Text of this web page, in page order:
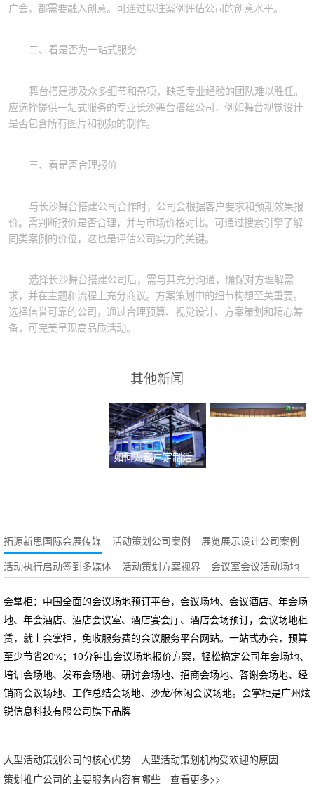
广会，都需要融入创意。可通过以往案例评估公司的创意水平。
二、看是否为一站式服务
舞台搭建涉及众多细节和杂项，缺乏专业经验的团队难以胜任。
应选择提供一站式服务的专业长沙舞台搭建公司，例如舞台视觉设计
是否包含所有图片和视频的制作。
三、看是否合理报价
与长沙舞台搭建公司合作时，公司会根据客户要求和预期效果报
价。需判断报价是否合理，并与市场价格对比。可通过搜索引擎了解
同类案例的价位，这也是评估公司实力的关键。
选择长沙舞台搭建公司后，需与其充分沟通，确保对方理解需
求，并在主题和流程上充分商议。方案策划中的细节构想至关重要。
选择信誉可靠的公司，通过合理预算、视觉设计、方案策划和精心筹
备，可完美呈现高品质活动。
其他新闻
如何为客户定制活
拓源新思国际会展传媒 活动策划公司案例
展览展示设计公司案例
活动执行启动签到多媒体
活动策划方案视界 会议室会议活动场地
会掌柜：中国全面的会议场地预订平台，会议场地、会议酒店、年会场
地、年会酒店、酒店会议室、酒店宴会厅、酒店会场预订，会议场地租
赁，就上会掌柜，免收服务费的会议服务平台网站。一站式办会，预算
至少节省20%；10分钟出会议场地报价方案，轻松搞定公司年会场地、
培训会场地、发布会场地、研讨会场地、招商会场地、答谢会场地、经
销商会议场地、工作总结会场地、沙龙/休闲会议场地。会掌柜是广州炫
锐信息科技有限公司旗下品牌
大型活动策划公司的核心优势
大型活动策划机构受欢迎的原因
策划推广公司的主要服务内容有哪些
查看更多>>